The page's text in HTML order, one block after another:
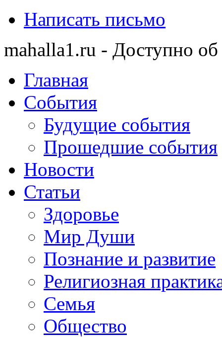
Написать письмо
mahalla1.ru - Доступно об
Главная
События
Будущие события
Прошедшие события
Новости
Статьи
Здоровье
Мир Души
Познание и развитие
Религиозная
Семья
Общество